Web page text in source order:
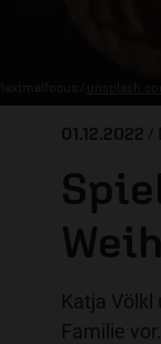
01.12.2022 /
Katja
Familie vor.